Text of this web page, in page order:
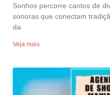
Sonhos percorre cantos de
sonoras que conectam
da
Veja mais